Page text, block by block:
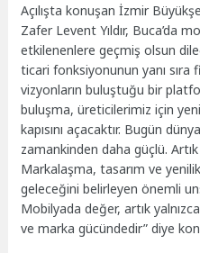
Açılışta konuşan İzmir
Zafer Levent Yıldır, Buca’da
etkilenenlere geçmiş olsun
ticari fonksiyonunun yanı sıra
vizyonların buluştuğu bir
buluşma, üreticilerimiz için
kapısını açacaktır. Bugün
zamankinden daha güçlü.
Markalaşma, tasarım ve
geleceğini belirleyen önemli
Mobilyada değer, artık
ve marka gücündedir” diye